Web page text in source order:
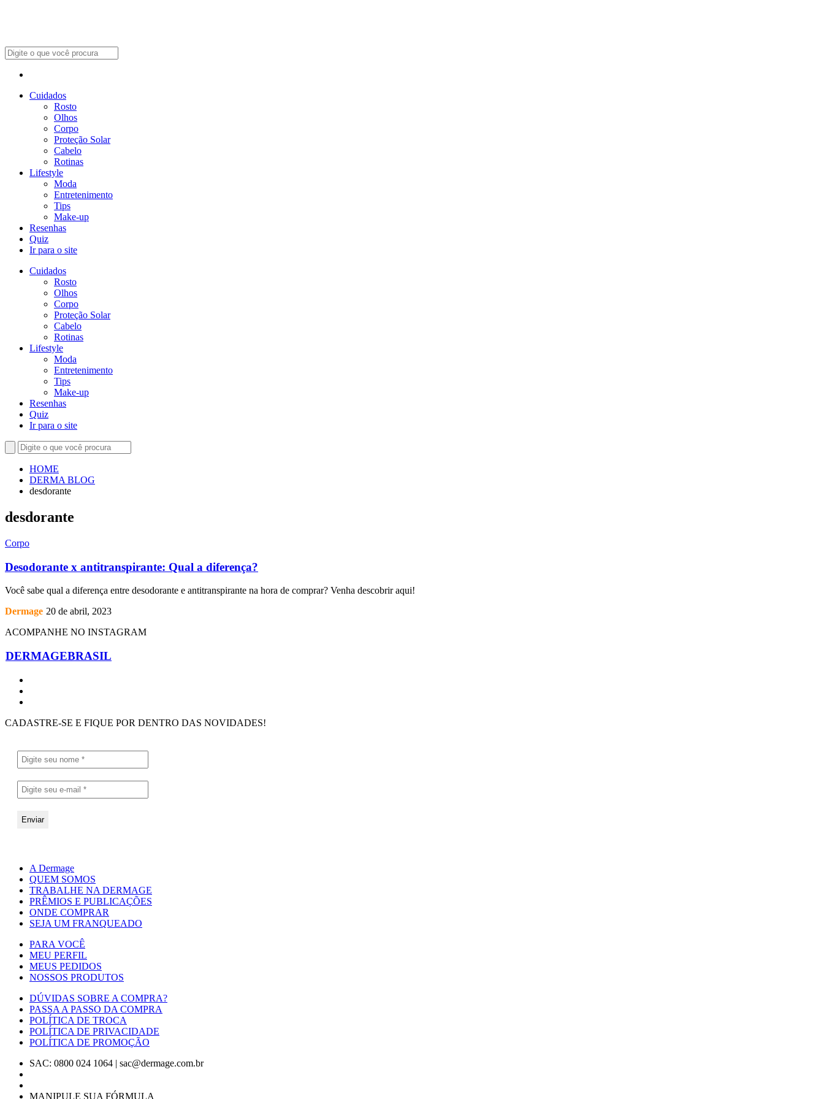
Cuidados
Rosto
Olhos
Corpo
Proteção Solar
Cabelo
Rotinas
Lifestyle
Moda
Entretenimento
Tips
Make-up
Resenhas
Quiz
Ir para o site
Cuidados
Rosto
Olhos
Corpo
Proteção Solar
Cabelo
Rotinas
Lifestyle
Moda
Entretenimento
Tips
Make-up
Resenhas
Quiz
Ir para o site
HOME
DERMA BLOG
desdorante
desdorante
Corpo
Desodorante x antitranspirante: Qual a diferença?
Você sabe qual a diferença entre desodorante e antitranspirante na hora de comprar? Venha descobrir aqui!
Dermage 20 de abril, 2023
ACOMPANHE NO INSTAGRAM
DERMAGEBRASIL
CADASTRE-SE E FIQUE POR DENTRO DAS NOVIDADES!
A Dermage
QUEM SOMOS
TRABALHE NA DERMAGE
PRÊMIOS E PUBLICAÇÕES
ONDE COMPRAR
SEJA UM FRANQUEADO
PARA VOCÊ
MEU PERFIL
MEUS PEDIDOS
NOSSOS PRODUTOS
DÚVIDAS SOBRE A COMPRA?
PASSA A PASSO DA COMPRA
POLÍTICA DE TROCA
POLÍTICA DE PRIVACIDADE
POLÍTICA DE PROMOÇÃO
SAC: 0800 024 1064 | sac@dermage.com.br
MANIPULE SUA FÓRMULA